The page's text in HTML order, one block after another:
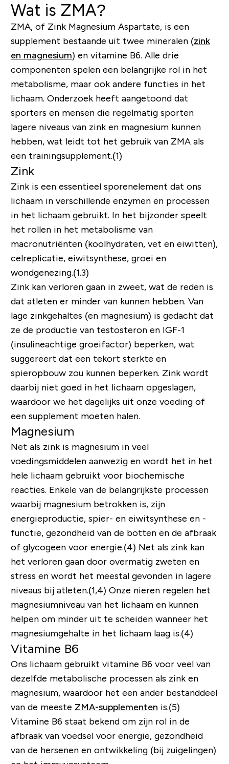
Wat is ZMA?
ZMA, of Zink Magnesium Aspartate, is een
supplement bestaande uit twee mineralen (zink
en magnesium) en vitamine B6. Alle drie
componenten spelen een belangrijke rol in het
metabolisme, maar ook andere functies in het
lichaam. Onderzoek heeft aangetoond dat
sporters en mensen die regelmatig sporten
lagere niveaus van zink en magnesium kunnen
hebben, wat leidt tot het gebruik van ZMA als
een trainingsupplement.(1)
Zink
Zink is een essentieel sporenelement dat ons
lichaam in verschillende enzymen en processen
in het lichaam gebruikt. In het bijzonder speelt
het rollen in het metabolisme van
macronutriënten (koolhydraten, vet en eiwitten),
celreplicatie, eiwitsynthese, groei en
wondgenezing.(1.3)
Zink kan verloren gaan in zweet, wat de reden is
dat atleten er minder van kunnen hebben. Van
lage zinkgehaltes (en magnesium) is gedacht dat
ze de productie van testosteron en IGF-1
(insulineachtige groeifactor) beperken, wat
suggereert dat een tekort sterkte en
spieropbouw zou kunnen beperken. Zink wordt
daarbij niet goed in het lichaam opgeslagen,
waardoor we het dagelijks uit onze voeding of
een supplement moeten halen.
Magnesium
Net als zink is magnesium in veel
voedingsmiddelen aanwezig en wordt het in het
hele lichaam gebruikt voor biochemische
reacties. Enkele van de belangrijkste processen
waarbij magnesium betrokken is, zijn
energieproductie, spier- en eiwitsynthese en -
functie, gezondheid van de botten en de afbraak
of glycogeen voor energie.(4) Net als zink kan
het verloren gaan door overmatig zweten en
stress en wordt het meestal gevonden in lagere
niveaus bij atleten.(1,4) Onze nieren regelen het
magnesiumniveau van het lichaam en kunnen
helpen om minder uit te scheiden wanneer het
magnesiumgehalte in het lichaam laag is.(4)
Vitamine B6
Ons lichaam gebruikt vitamine B6 voor veel van
dezelfde metabolische processen als zink en
magnesium, waardoor het een ander bestanddeel
van de meeste ZMA-supplementen is.(5)
Vitamine B6 staat bekend om zijn rol in de
afbraak van voedsel voor energie, gezondheid
van de hersenen en ontwikkeling (bij zuigelingen)